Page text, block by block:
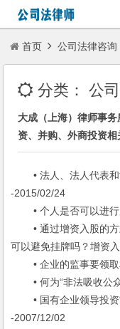
首页 公司法律咨询
分类：公
大成（上海）律师事
资、并购、外商投资相
• 法人、法人代表和
-2015/02/24
• 个人是否可以进行
• 通过增资入股的方
可以避免挂牌吗？增资
• 企业的监事要领取
• 何为“非法吸收公
• 国有企业领导投资“
-2007/12/02